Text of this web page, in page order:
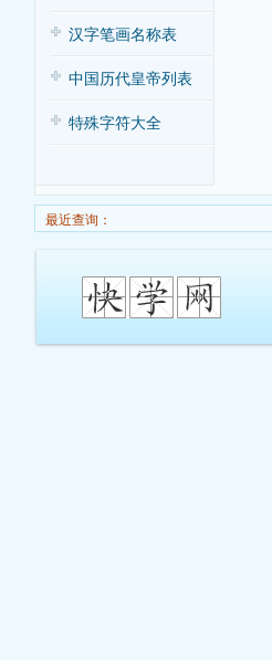
汉字笔画名称表
中国历代皇帝列表
特殊字符大全
最近查询：